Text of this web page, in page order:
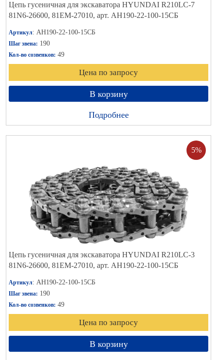
Цепь гусеничная для экскаватора HYUNDAI R210LC-7
81N6-26600, 81EM-27010, арт. АН190-22-100-15СБ
Артикул: АН190-22-100-15СБ
Шаг звена: 190
Кол-во созвенков: 49
Цена по запросу
В корзину
Подробнее
5%
Цепь гусеничная для экскаватора HYUNDAI R210LC-3
81N6-26600, 81EM-27010, арт. АН190-22-100-15СБ
Артикул: АН190-22-100-15СБ
Шаг звена: 190
Кол-во созвенков: 49
Цена по запросу
В корзину